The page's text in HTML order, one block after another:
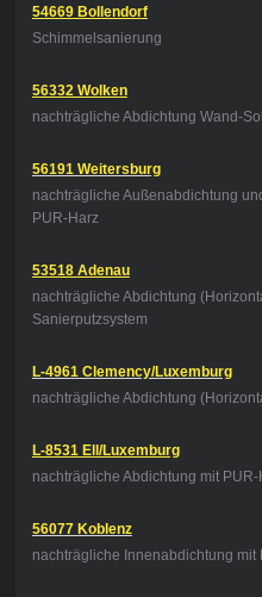
54669 Bollendorf
Schimmelsanierung
56332 Wolken
nachträgliche Abdichtung Wand-
56191 Weitersburg
nachträgliche Außenabdichtung
PUR-Harz
53518 Adenau
nachträgliche Abdichtung
Sanierputzsystem
L-4961 Clemency/Luxemburg
nachträgliche Abdichtung
L-8531 Ell/Luxemburg
nachträgliche Abdichtung mit PUR-
56077 Koblenz
nachträgliche Innenabdichtung mit